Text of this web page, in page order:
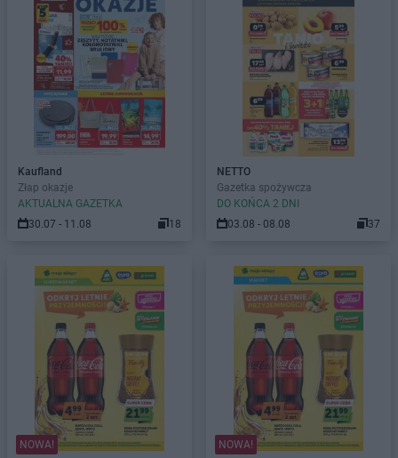
Kaufland
Złap okazje
AKTUALNA GAZETKA
30.07 - 11.08
18
NETTO
Gazetka spożywcza
DO KOŃCA 2 DNI
03.08 - 08.08
37
NOWA!
NOWA!